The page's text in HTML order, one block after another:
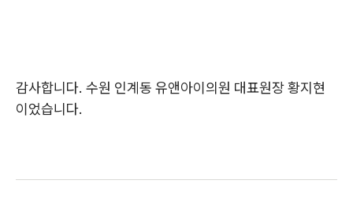
감사합니다. 수원 인계동 유앤아이의원 대표원장 황지현
이었습니다.